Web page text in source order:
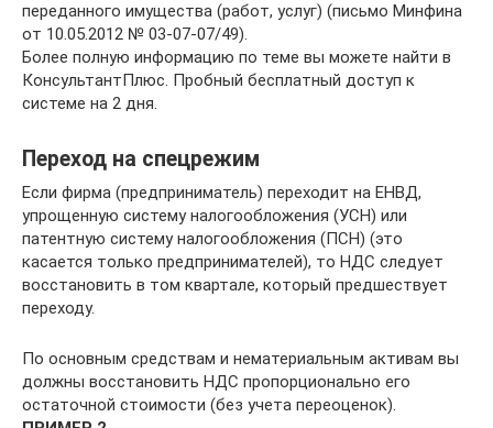
переданного имущества (работ, услуг) (письмо Минфина
от 10.05.2012 № 03-07-07/49).
Более полную информацию по теме вы можете найти в
КонсультантПлюс. Пробный бесплатный доступ к
системе на 2 дня.
Переход на спецрежим
Если фирма (предприниматель) переходит на ЕНВД,
упрощенную систему налогообложения (УСН) или
патентную систему налогообложения (ПСН) (это
касается только предпринимателей), то НДС следует
восстановить в том квартале, который предшествует
переходу.
По основным средствам и нематериальным активам вы
должны восстановить НДС пропорционально его
остаточной стоимости (без учета переоценок).